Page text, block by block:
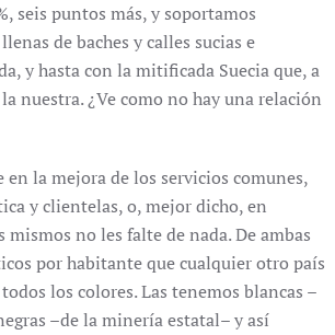
seis puntos más, y soportamos
de baches y calles sucias e
y hasta con la mitificada Suecia que, a
nuestra. ¿Ve como no hay una relación
la mejora de los servicios comunes,
y clientelas, o, mejor dicho, en
no les falte de nada. De ambas
por habitante que cualquier otro país
los colores. Las tenemos blancas –
–de la minería estatal– y así